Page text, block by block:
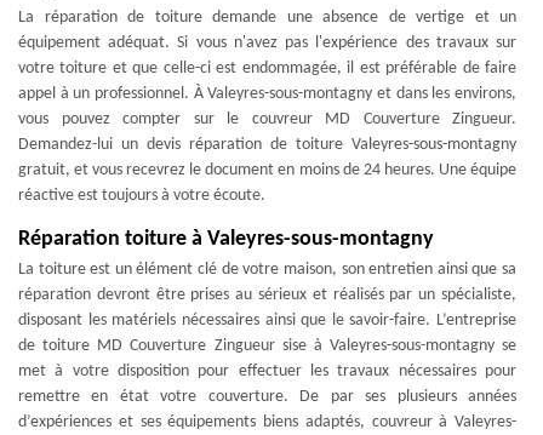
La réparation de toiture demande une absence de vertige et un
équipement adéquat. Si vous n'avez pas l'expérience des travaux sur
votre toiture et que celle-ci est endommagée, il est préférable de faire
appel à un professionnel. À Valeyres-sous-montagny et dans les environs,
vous pouvez compter sur le couvreur MD Couverture Zingueur.
Demandez-lui un devis réparation de toiture Valeyres-sous-montagny
gratuit, et vous recevrez le document en moins de 24 heures. Une équipe
réactive est toujours à votre écoute.
Réparation toiture à Valeyres-sous-montagny
La toiture est un élément clé de votre maison, son entretien ainsi que sa
réparation devront être prises au sérieux et réalisés par un spécialiste,
disposant les matériels nécessaires ainsi que le savoir-faire. L’entreprise
de toiture MD Couverture Zingueur sise à Valeyres-sous-montagny se
met à votre disposition pour effectuer les travaux nécessaires pour
remettre en état votre couverture. De par ses plusieurs années
d’expériences et ses équipements biens adaptés, couvreur à Valeyres-